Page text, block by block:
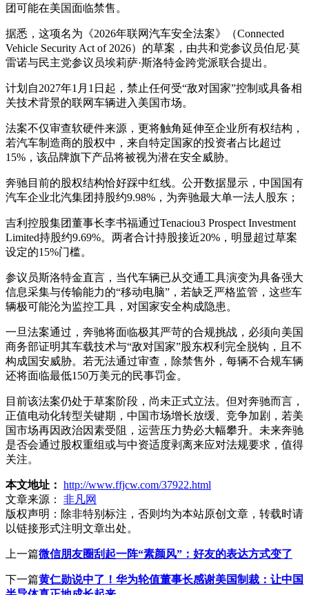
团可能在美国面临禁售。
据悉，这项名为《2026年联网汽车安全法案》（Connected
Vehicle Security Act of 2026）的草案，由共和党参议员伯尼·莫
雷诺与民主党参议员埃莉萨·斯洛特金跨党派联合提出。
计划自2027年1月1日起，禁止任何受“敌对国家”控制或具备相
关技术背景的联网车辆进入美国市场。
法案不仅审查软硬件来源，更将触角延伸至企业所有权结构，
若汽车制造商的股权中，来自特定国家的投资者占比超过
15%，该品牌旗下产品将被视为潜在安全威胁。
奔驰目前的股权结构恰好踩中红线。公开数据显示，中国国有
汽车企业北汽集团持股约9.98%，为奔驰最大单一法人股东；
吉利控股集团董事长李书福通过Tenaciou3 Prospect Investment
Limited持股约9.69%。两者合计持股接近20%，明显超过草案
设定的15%门槛。
参议员斯洛特金直言，当代车辆已从交通工具演变为具备强大
信息采集与传输能力的“移动电脑”，若缺乏严格监管，这些车
辆极可能沦为监控工具，对国家安全构成隐患。
一旦法案通过，奔驰将面临极其严苛的合规挑战，必须向美国
商务部证明其车载技术与“敌对国家”股东权利完全脱钩，且不
构成国安威胁。若无法通过审查，除禁售外，每辆不合规车辆
还将面临最低150万美元的民事罚金。
目前该法案仍处于草案阶段，尚未正式立法。但对奔驰而言，
正值电动化转型关键期，中国市场增长放缓、竞争加剧，若美
国市场再因政治因素受阻，运营压力势必大幅攀升。未来奔驰
是否会通过股权重组或与中资适度剥离来应对法规要求，值得
关注。
本文地址： http://www.ffjcw.com/37922.html
文章来源：
非凡网
版权声明： 除非特别标注，否则均为本站原创文章，转载时请
以链接形式注明文章出处。
上一篇微信朋友圈刮起一阵“素颜风”：好友的表达方式变了
下一篇黄仁勋说中了！华为轮值董事长感谢美国制裁：让中国